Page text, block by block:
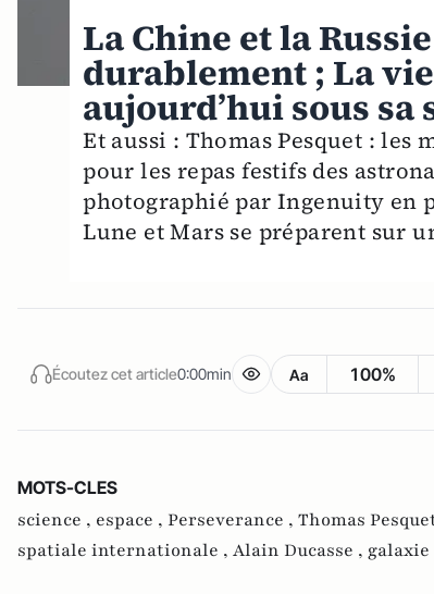
La Chine et la
durablement ; La
aujourd’hui sous sa
Et aussi : Thomas Pesquet : les
pour les repas festifs des
photographié par Ingenuity en
Lune et Mars se préparent sur
Écoutez cet article0:00min Aa 100%
MOTS-CLES
science , espace , Perseverance , Thomas
spatiale internationale , Alain Ducasse , galaxie